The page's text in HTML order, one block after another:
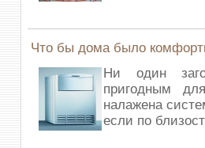
Что бы дома было
Ни один
пригодным
налажена
если по